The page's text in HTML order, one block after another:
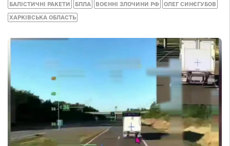
БАЛІСТИЧНІ РАКЕТИ БПЛА ВОЄННІ ЗЛОЧИНИ РФ ОЛЕГ СИНЄГУБОВ
ХАРКІВСЬКА ОБЛАСТЬ